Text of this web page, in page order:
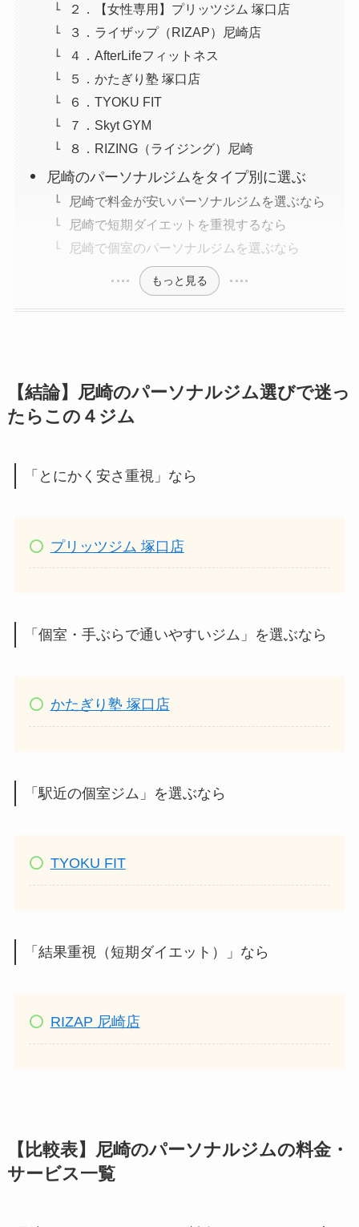
２．【女性専用】プリッツジム 塚口店
３．ライザップ（RIZAP）尼崎店
４．AfterLifeフィットネス
５．かたぎり塾 塚口店
６．TYOKU FIT
７．Skyt GYM
８．RIZING（ライジング）尼崎
尼崎のパーソナルジムをタイプ別に選ぶ
尼崎で料金が安いパーソナルジムを選ぶなら
尼崎で短期ダイエットを重視するなら
尼崎で個室のパーソナルジムを選ぶなら
もっと見る
【結論】尼崎のパーソナルジム選びで迷っ
たらこの４ジム
「とにかく安さ重視」なら
プリッツジム 塚口店
「個室・手ぶらで通いやすいジム」を選ぶなら
かたぎり塾 塚口店
「駅近の個室ジム」を選ぶなら
TYOKU FIT
「結果重視（短期ダイエット）」なら
RIZAP 尼崎店
【比較表】尼崎のパーソナルジムの料金・
サービス一覧